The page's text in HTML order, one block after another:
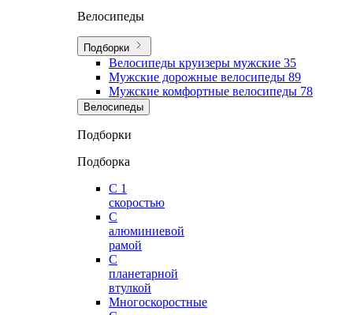
Велосипеды
Подборки
Велосипеды круизеры мужские 35
Мужские дорожные велосипеды 89
Мужские комфортные велосипеды 78
Велосипеды
Подборки
Подборка
С 1
скоростью
С
алюминиевой
рамой
С
планетарной
втулкой
Многоскоростные